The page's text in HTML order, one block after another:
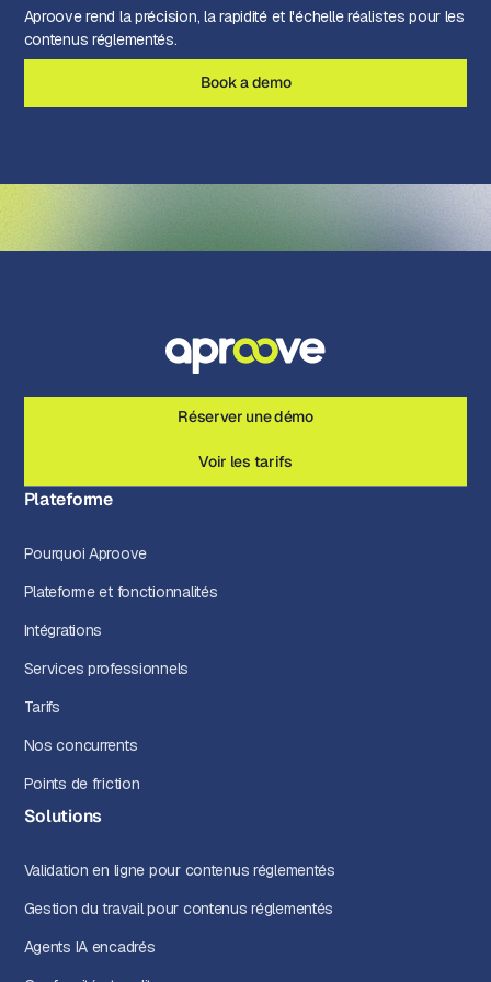
Aproove rend la précision, la rapidité et l'échelle réalistes pour les
contenus réglementés.
Book a demo
Réserver une démo
Voir les tarifs
Plateforme
Pourquoi Aproove
Plateforme et fonctionnalités
Intégrations
Services professionnels
Tarifs
Nos concurrents
Points de friction
Solutions
Validation en ligne pour contenus réglementés
Gestion du travail pour contenus réglementés
Agents IA encadrés